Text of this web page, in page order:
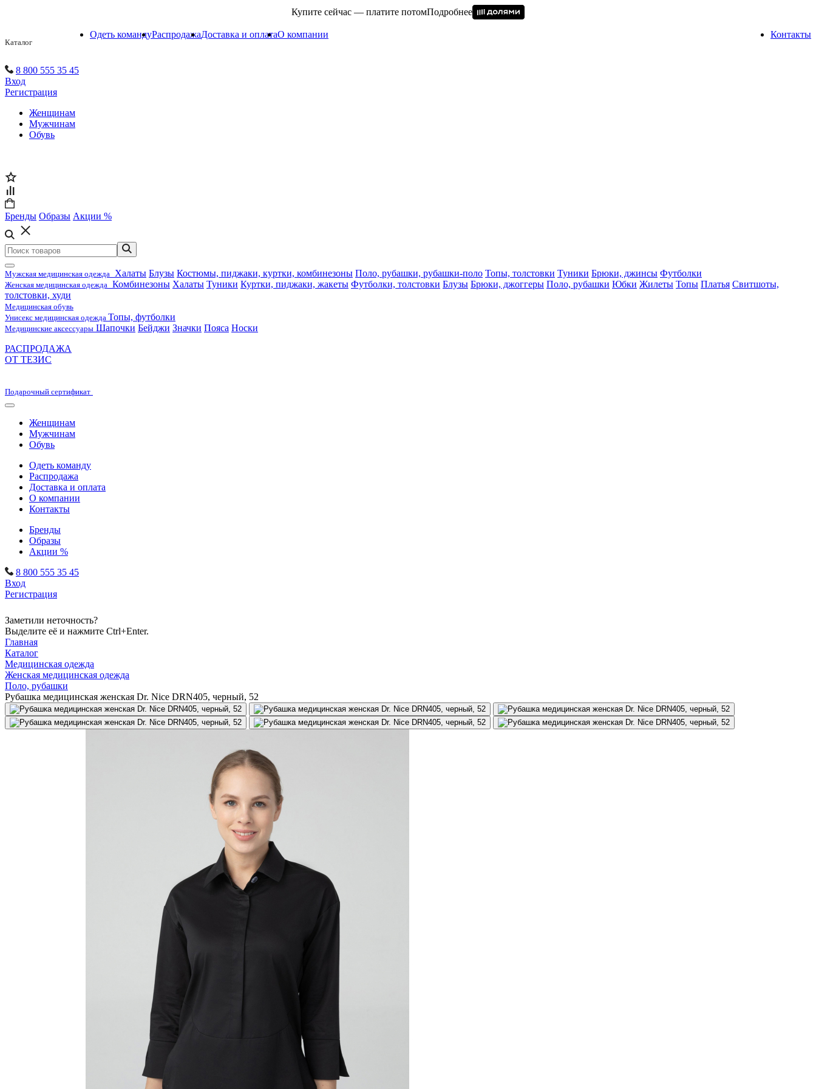
Купите сейчас — платите потомПодробнее
Каталог
Одеть командуРаспродажаДоставка и оплатаО компании Контакты
8 800 555 35 45
Вход
Регистрация
Женщинам
Мужчинам
Обувь
Бренды Образы Акции %
Мужская медицинская одежда Халаты Блузы Костюмы, пиджаки, куртки, комбинезоны Поло, рубашки, рубашки-поло Топы, толстовки Туники Брюки, джинсы Футболки
Женская медицинская одежда Комбинезоны Халаты Туники Куртки, пиджаки, жакеты Футболки, толстовки Блузы Брюки, джоггеры Поло, рубашки Юбки Жилеты Топы Платья Свитшоты,
толстовки, худи
Медицинская обувь
Унисекс медицинская одежда Топы, футболки
Медицинские аксессуары Шапочки Бейджи Значки Пояса Носки
РАСПРОДАЖА
ОТ ТЕЗИС
Подарочный сертификат
Женщинам
Мужчинам
Обувь
Одеть команду
Распродажа
Доставка и оплата
О компании
Контакты
Бренды
Образы
Акции %
8 800 555 35 45
Вход
Регистрация
Заметили неточность?
Выделите её и нажмите Ctrl+Enter.
Главная
Каталог
Медицинская одежда
Женская медицинская одежда
Поло, рубашки
Рубашка медицинская женская Dr. Nice DRN405, черный, 52